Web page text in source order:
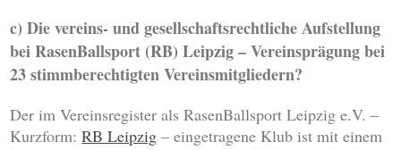
c) Die vereins- und gesellschaftsrechtliche Aufstellung
bei RasenBallsport (RB) Leipzig – Vereinsprägung bei
23 stimmberechtigten Vereinsmitgliedern?
Der im Vereinsregister als RasenBallsport Leipzig e.V. –
Kurzform:RB Leipzig – eingetragene Klub ist mit einem